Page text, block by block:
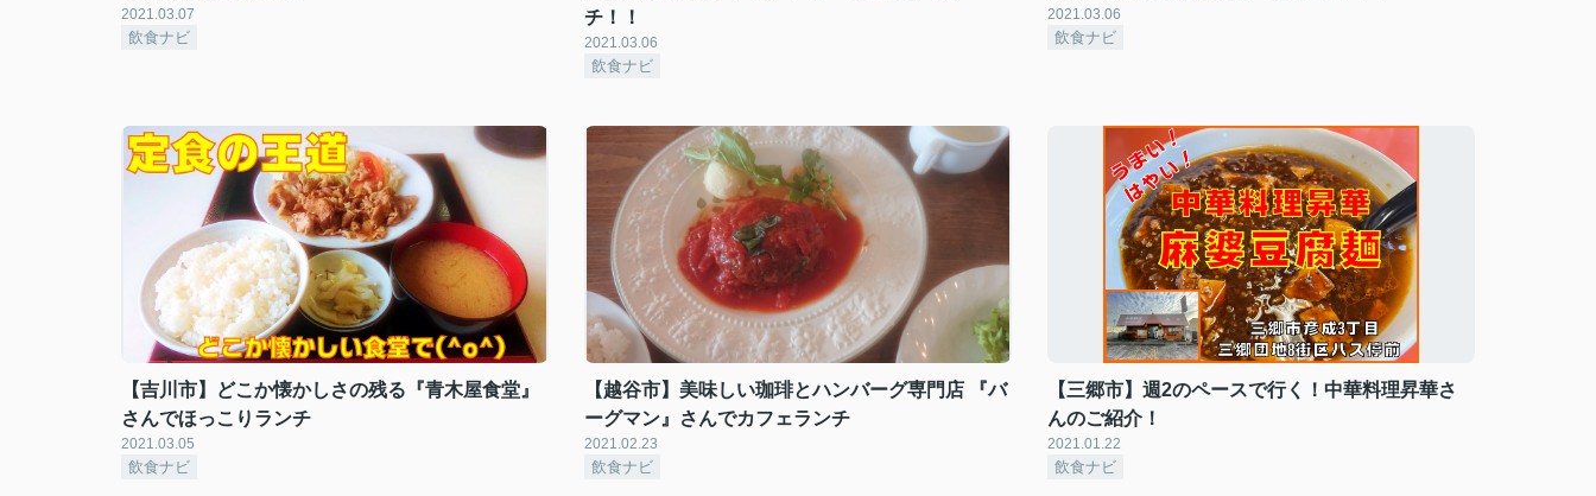
2021.03.07
飲食ナビ
チ！！
2021.03.06
飲食ナビ
2021.03.06
飲食ナビ
【吉川市】どこか懐かしさの残る『青木屋食堂』
さんでほっこりランチ
2021.03.05
飲食ナビ
【越谷市】美味しい珈琲とハンバーグ専門店 『バ
ーグマン』さんでカフェランチ
2021.02.23
飲食ナビ
【三郷市】週2のペースで行く！中華料理昇華さ
んのご紹介！
2021.01.22
飲食ナビ